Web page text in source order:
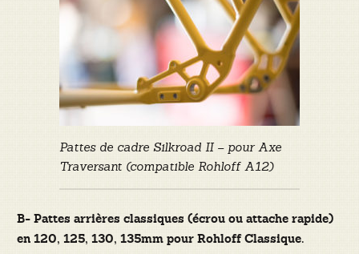
Pattes de cadre Silkroad II – pour Axe
Traversant (compatible Rohloff A12)
B- Pattes arrières classiques (écrou ou attache rapide)
en 120, 125, 130, 135mm pour Rohloff Classique.